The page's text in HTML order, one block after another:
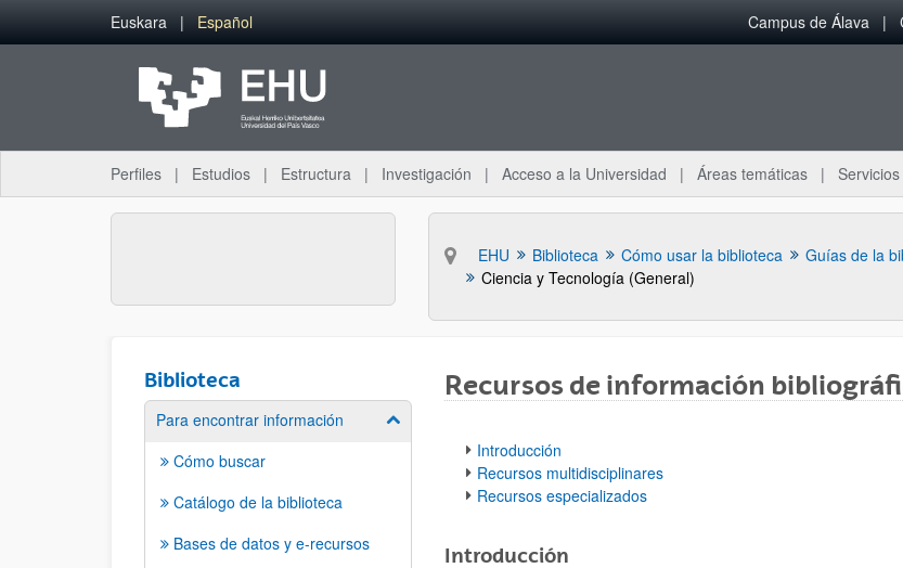
Saltar al contenido principal
Euskara Español Campus de Álava
Perfiles Estudios Estructura Investigación Acceso a la Universidad Áreas temáticas Servicios
EHU Biblioteca Cómo usar la biblioteca Guías de la
Ciencia y Tecnología (General)
Biblioteca
Para encontrar información Mostrar/ocultar subpáginas
Cómo buscar
Catálogo de la biblioteca
Bases de datos y e-recursos
Recursos de información
Introducción
Recursos multidisciplinares
Recursos especializados
Introducción